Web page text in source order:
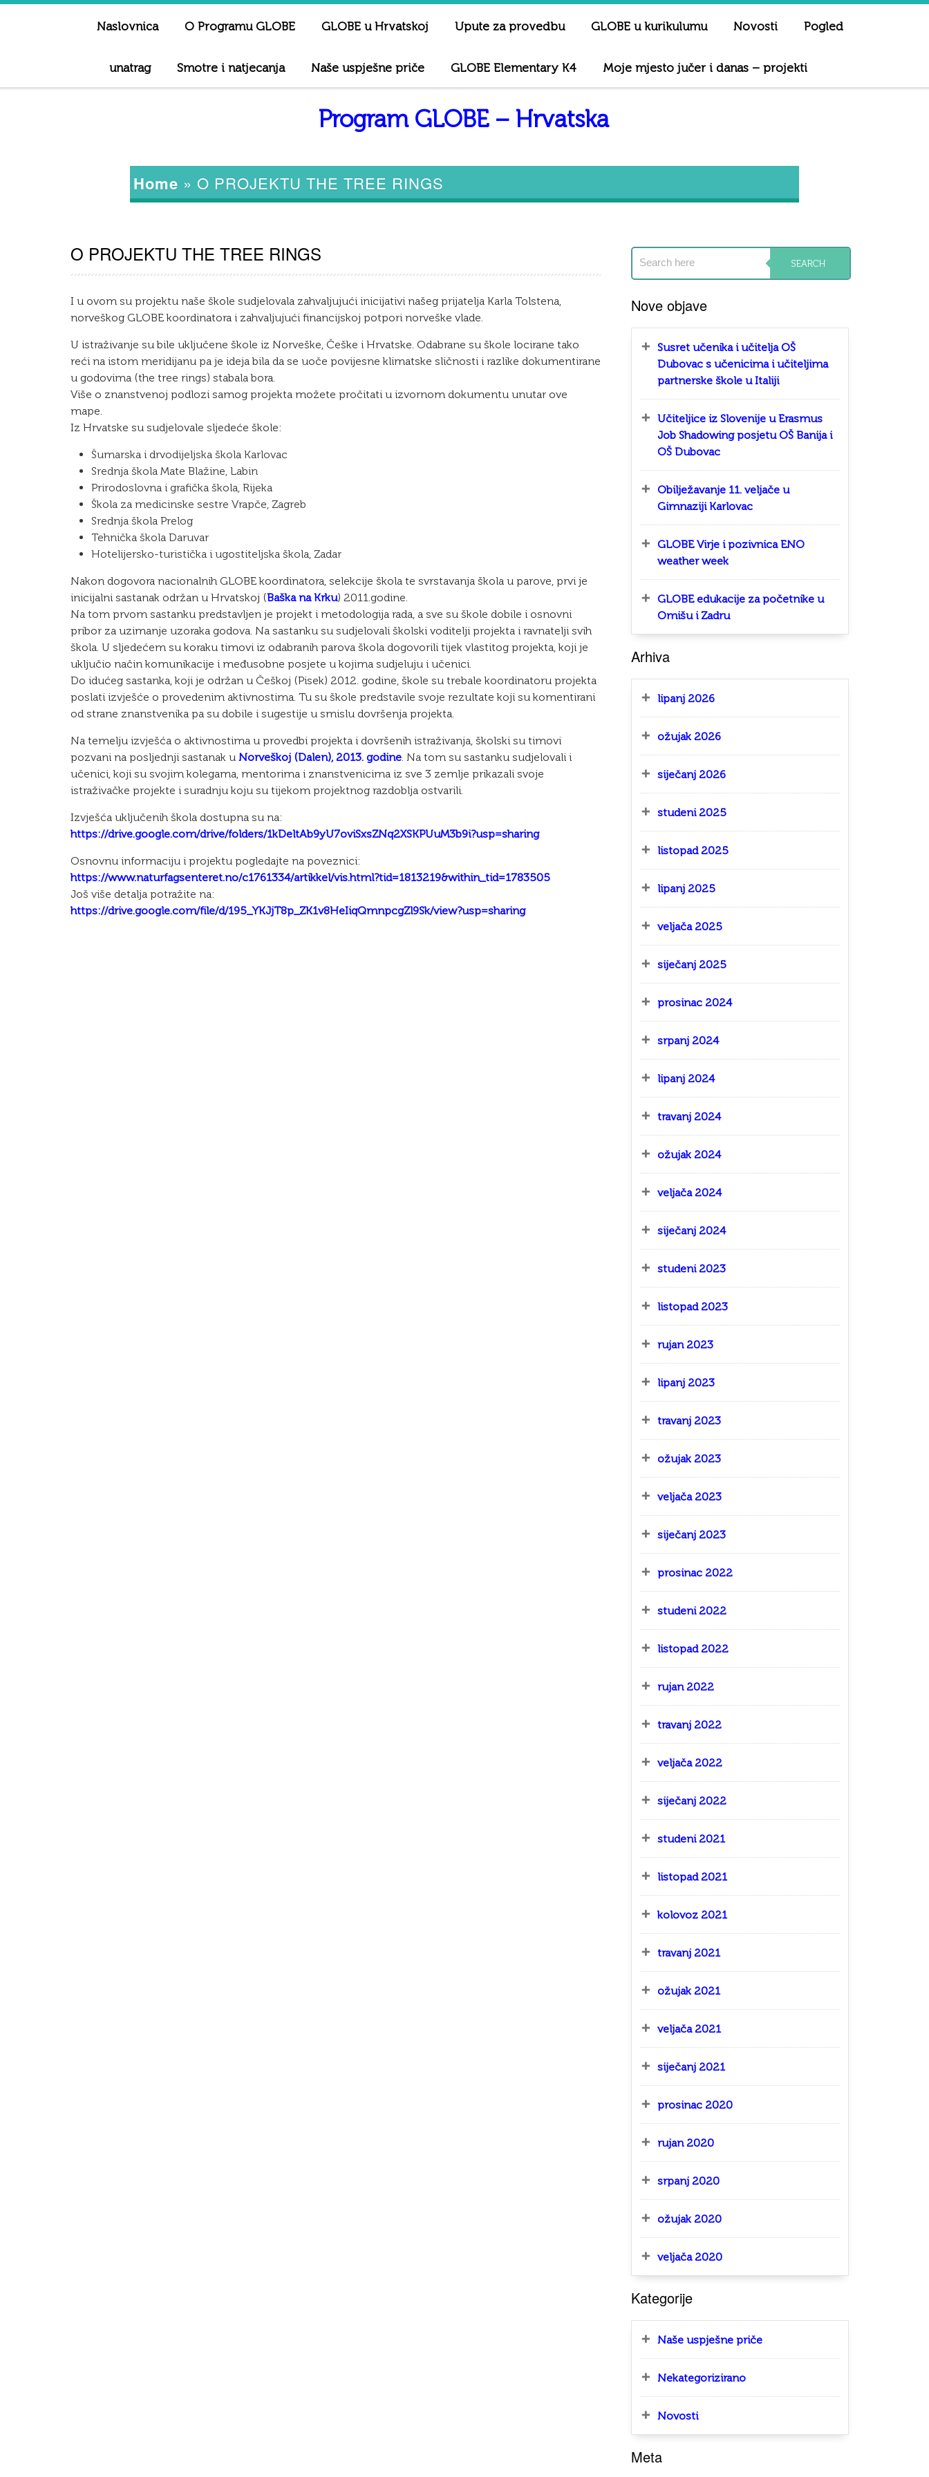
Naslovnica O Programu GLOBE GLOBE u Hrvatskoj Upute za provedbu GLOBE u kurikulumu Novosti Pogled
unatrag Smotre i natjecanja Naše uspješne priče GLOBE Elementary K4 Moje mjesto jučer i danas – projekti
Program GLOBE – Hrvatska
Home »O PROJEKTU THE TREE RINGS
O PROJEKTU THE TREE RINGS
I u ovom su projektu naše škole sudjelovala zahvaljujući inicijativi našeg prijatelja Karla Tolstena,
norveškog GLOBE koordinatora i zahvaljujući financijskoj potpori norveške vlade.
U istraživanje su bile uključene škole iz Norveške, Češke i Hrvatske. Odabrane su škole locirane tako
reći na istom meridijanu pa je ideja bila da se uoče povijesne klimatske sličnosti i razlike dokumentirane
u godovima (the tree rings) stabala bora.
Više o znanstvenoj podlozi samog projekta možete pročitati u izvornom dokumentu unutar ove
mape.
Iz Hrvatske su sudjelovale sljedeće škole:
Šumarska i drvodijeljska škola Karlovac
Srednja škola Mate Blažine, Labin
Prirodoslovna i grafička škola, Rijeka
Škola za medicinske sestre Vrapče, Zagreb
Srednja škola Prelog
Tehnička škola Daruvar
Hotelijersko-turistička i ugostiteljska škola, Zadar
Nakon dogovora nacionalnih GLOBE koordinatora, selekcije škola te svrstavanja škola u parove, prvi je
inicijalni sastanak održan u Hrvatskoj (Baška na Krku) 2011.godine.
Na tom prvom sastanku predstavljen je projekt i metodologija rada, a sve su škole dobile i osnovni
pribor za uzimanje uzoraka godova. Na sastanku su sudjelovali školski voditelji projekta i ravnatelji svih
škola. U sljedećem su koraku timovi iz odabranih parova škola dogovorili tijek vlastitog projekta, koji je
uključio način komunikacije i međusobne posjete u kojima sudjeluju i učenici.
Do idućeg sastanka, koji je održan u Češkoj (Pisek) 2012. godine, škole su trebale koordinatoru projekta
poslati izvješće o provedenim aktivnostima. Tu su škole predstavile svoje rezultate koji su komentirani
od strane znanstvenika pa su dobile i sugestije u smislu dovršenja projekta.
Na temelju izvješća o aktivnostima u provedbi projekta i dovršenih istraživanja, školski su timovi
pozvani na posljednji sastanak u Norveškoj (Dalen), 2013. godine. Na tom su sastanku sudjelovali i
učenici, koji su svojim kolegama, mentorima i znanstvenicima iz sve 3 zemlje prikazali svoje
istraživačke projekte i suradnju koju su tijekom projektnog razdoblja ostvarili.
Izvješća uključenih škola dostupna su na:
https://drive.google.com/drive/folders/1kDeltAb9yU7oviSxsZNq2XSKPUuM3b9i?usp=sharing
Osnovnu informaciju i projektu pogledajte na poveznici:
https://www.naturfagsenteret.no/c1761334/artikkel/vis.html?tid=1813219&within_tid=1783505
Još više detalja potražite na:
https://drive.google.com/file/d/195_YKJjT8p_ZK1v8HeIiqQmnpcgZl9Sk/view?usp=sharing
Nove objave
Susret učenika i učitelja OŠ
Dubovac s učenicima i učiteljima
partnerske škole u Italiji
Učiteljice iz Slovenije u Erasmus
Job Shadowing posjetu OŠ Banija i
OŠ Dubovac
Obilježavanje 11. veljače u
Gimnaziji Karlovac
GLOBE Virje i pozivnica ENO
weather week
GLOBE edukacije za početnike u
Omišu i Zadru
Arhiva
lipanj 2026
ožujak 2026
siječanj 2026
studeni 2025
listopad 2025
lipanj 2025
veljača 2025
siječanj 2025
prosinac 2024
srpanj 2024
lipanj 2024
travanj 2024
ožujak 2024
veljača 2024
siječanj 2024
studeni 2023
listopad 2023
rujan 2023
lipanj 2023
travanj 2023
ožujak 2023
veljača 2023
siječanj 2023
prosinac 2022
studeni 2022
listopad 2022
rujan 2022
travanj 2022
veljača 2022
siječanj 2022
studeni 2021
listopad 2021
kolovoz 2021
travanj 2021
ožujak 2021
veljača 2021
siječanj 2021
prosinac 2020
rujan 2020
srpanj 2020
ožujak 2020
veljača 2020
Kategorije
Naše uspješne priče
Nekategorizirano
Novosti
Meta